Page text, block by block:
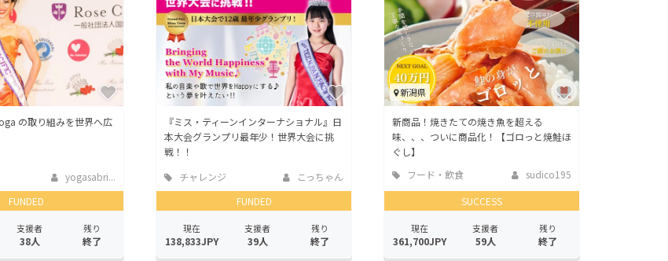
for Social Good
CAMPFIRE Creation
ふるさと納税
machi-ya コミュニティ
の取り組みを世界へ広
yogasabri...
FUNDED
支援者
38人
残り
終了
『ミス・ティーンインターナショナル』日
本大会グランプリ最年少！世界大会に挑
戦！！
チャレンジ
こっちゃん
FUNDED
現在
138,833JPY
支援者
39人
残り
終了
新潟県
新商品！焼きたての焼き魚を超える
味、、、ついに商品化！【ゴロっと焼鮭ほ
ぐし】
フード・飲食
sudico195
SUCCESS
現在
361,700JPY
支援者
59人
残り
終了